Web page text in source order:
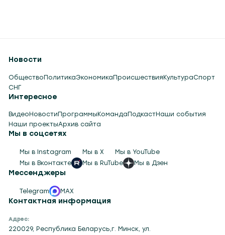
Контактная информация
Адрес:
220029, Республика Беларусь,г. Минск, ул.
Новости
ОбществоПолитикаЭкономикаПроисшествияКультураСпорт
СНГ
Интересное
ВидеоНовостиПрограммыКомандаПодкастНаши события
Наши проектыАрхив сайта
Мы в соцсетях
Мы в Instagram Мы в X
Мы в YouTube
Мы в Вконтакте
Мы в RuTube Мы в Дзен
Мессенджеры
Telegram MAX